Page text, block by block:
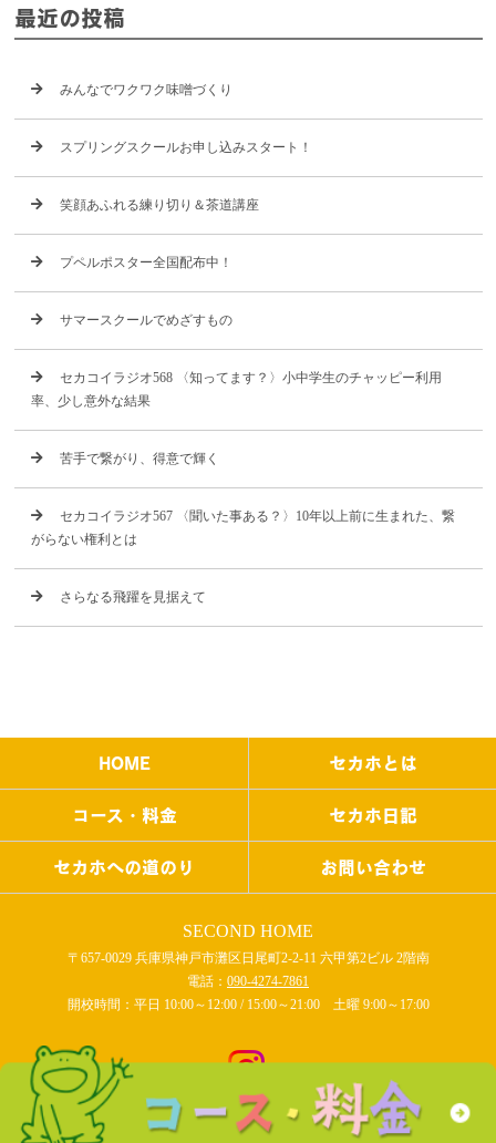
最近の投稿
みんなでワクワク味噌づくり
スプリングスクールお申し込みスタート！
笑顔あふれる練り切り＆茶道講座
プペルポスター全国配布中！
サマースクールでめざすもの
セカコイラジオ568 〈知ってます？〉小中学生のチャッピー利用
率、少し意外な結果
苦手で繋がり、得意で輝く
セカコイラジオ567 〈聞いた事ある？〉10年以上前に生まれた、繋
がらない権利とは
さらなる飛躍を見据えて
HOME セカホとは
コース・料金 セカホ日記
セカホへの道のり お問い合わせ
SECOND HOME
〒657-0029 兵庫県神戸市灘区日尾町2-2-11 六甲第2ビル 2階南
電話： 090-4274-7861
開校時間：平日 10:00～12:00 / 15:00～21:00 土曜 9:00～17:00
COPYRIGHT © SECOND HOME All rights reserved.